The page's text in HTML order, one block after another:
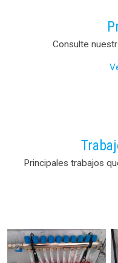
Consulte
Principales trabajos